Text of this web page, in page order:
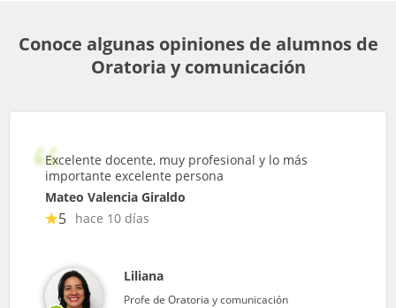
Conoce algunas opiniones de alumnos de
Oratoria y comunicación
Excelente docente, muy profesional y lo más
importante excelente persona
Mateo Valencia Giraldo
5 hace 10 días
Liliana
Profe de Oratoria y comunicación